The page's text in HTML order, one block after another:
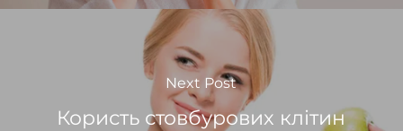
Next Post
Користь стовбурових клітин